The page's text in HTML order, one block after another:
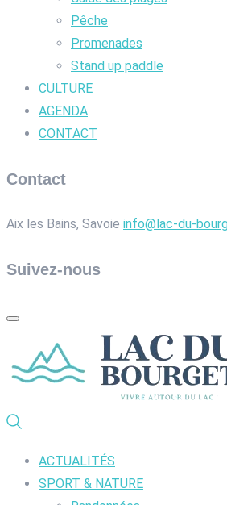
Pêche
Promenades
Stand up paddle
CULTURE
AGENDA
CONTACT
Contact
Aix les Bains, Savoie info@lac-du-
Suivez-nous
ACTUALITÉS
SPORT & NATURE